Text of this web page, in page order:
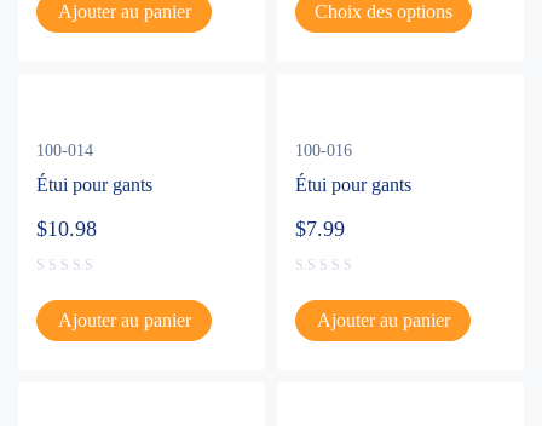
Ajouter au panier Choix des options
100-014
Étui pour gants
$10.98
Ajouter au panier
100-016
Étui pour gants
$7.99
Ajouter au panier